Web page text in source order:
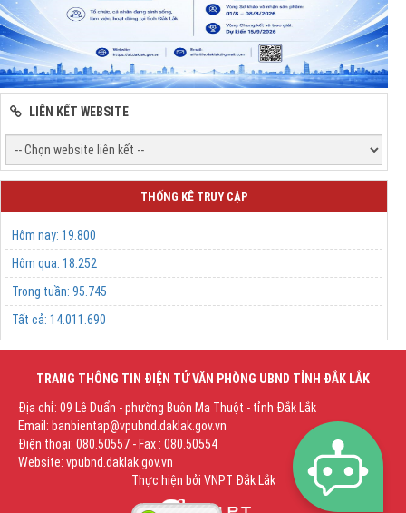
LIÊN KẾT WEBSITE
THỐNG KÊ TRUY CẬP
Hôm nay: 19.800
Hôm qua: 18.252
Trong tuần: 95.745
Tất cả: 14.011.690
TRANG THÔNG TIN ĐIỆN TỬ VĂN PHÒNG UBND TỈNH ĐẮK LẮK
Địa chỉ: 09 Lê Duẩn - phường Buôn Ma Thuột - tỉnh Đắk Lắk
Email: banbientap@vpubnd.daklak.gov.vn
Điện thoại: 080.50557 - Fax : 080.50554
Website: vpubnd.daklak.gov.vn
Thực hiện bởi VNPT Đắk Lắk